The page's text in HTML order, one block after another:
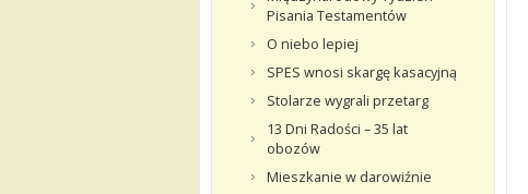
Pisania Testamentów
O niebo lepiej
SPES wnosi skargę kasacyjną
Stolarze wygrali przetarg
13 Dni Radości – 35 lat
obozów
Mieszkanie w darowiźnie